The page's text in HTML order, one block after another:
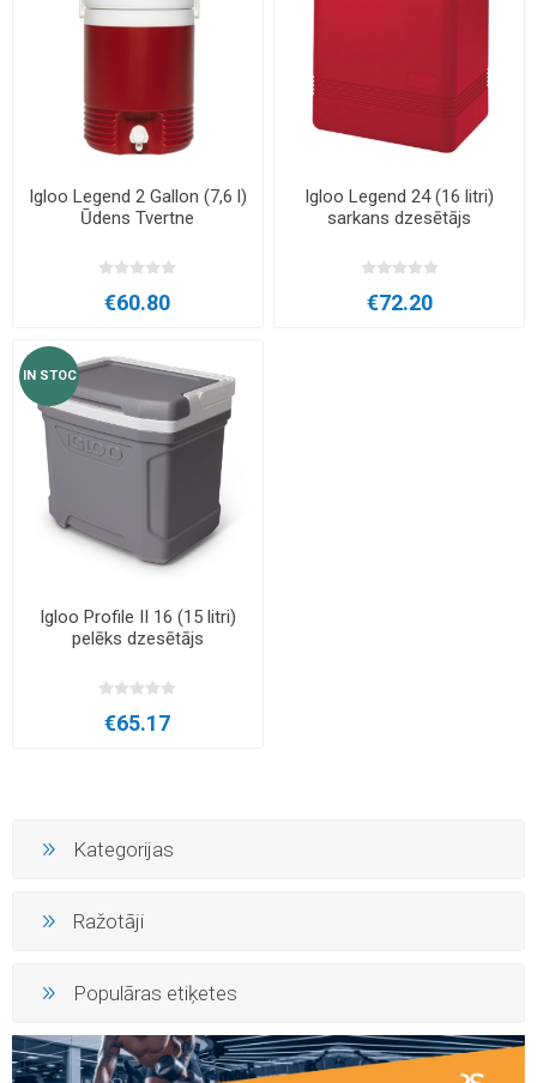
Igloo Legend 2 Gallon (7,6 l)
Ūdens Tvertne
€60.80
Igloo Legend 24 (16 litri)
sarkans dzesētājs
€72.20
IN STOC
Igloo Profile II 16 (15 litri)
pelēks dzesētājs
€65.17
Kategorijas
Ražotāji
Populāras etiķetes